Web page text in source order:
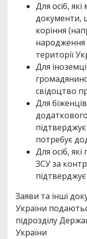
Для осіб,
документи,
коріння
народження
території
Для
свідоцтво
Для
потребує
Для осіб,
ЗСУ за
Заяви та інші
України
підрозділу
України